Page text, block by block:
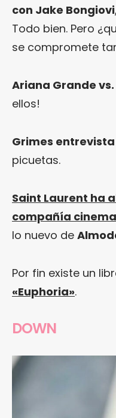
con Jake Bongiovi
Todo bien. Pero
se compromete
Ariana Grande
ellos!
Grimes entrevista
picuetas.
Saint Laurent ha
compañía
lo nuevo de
Por fin existe un
«Euphoria».
DOWN